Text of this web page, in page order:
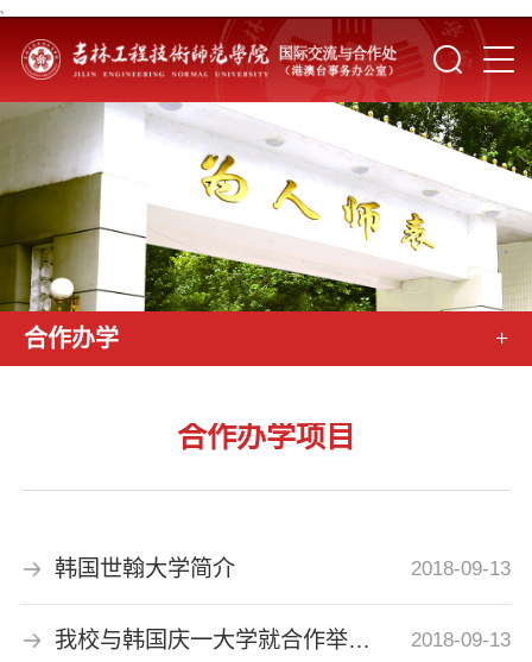
、
合作办学 +
合作办学项目
韩国世翰大学简介 2018-09-13
我校与韩国庆一大学就合作举办电气工程及其自动化专业本科教育项目 2018-09-13